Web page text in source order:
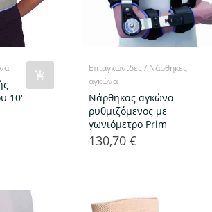
10°
Επιαγκωνίδες / Νάρθηκες
αγκώνα
Νάρθηκας αγκώνα
ρυθμιζόμενος με
γωνιόμετρο Prim
Τιμή
130,70 €